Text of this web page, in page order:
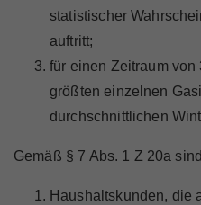
statistischer
auftritt;
für einen Zeitraum von
größten einzelnen
durchschnittlichen
Gemäß § 7 Abs. 1 Z 20a
Haushaltskunden, die